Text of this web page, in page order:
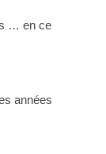
… en ce
années